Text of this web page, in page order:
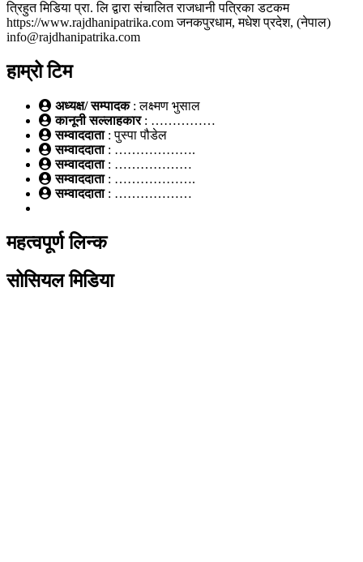
त्रिहुत मिडिया प्रा. लि द्वारा संचालित राजधानी पत्रिका डटकम
https://www.rajdhanipatrika.com जनकपुरधाम, मधेश प्रदेश, (नेपाल)
info@rajdhanipatrika.com
हाम्रो टिम
अध्यक्ष/ सम्पादक: लक्ष्मण भुसाल
कानूनी सल्लाहकार : ……………
सम्वाददाता: पुस्पा पौडेल
सम्वाददाता : ……………….
सम्वाददाता: ………………
सम्वाददाता: ……………….
सम्वाददाता: ………………
महत्वपूर्ण लिन्क
सोसियल मिडिया